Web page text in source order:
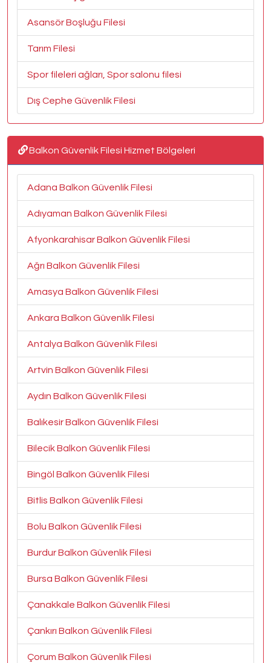
Asansör Boşluğu Filesi
Tarım Filesi
Spor fileleri ağları, Spor salonu filesi
Dış Cephe Güvenlik Filesi
Balkon Güvenlik Filesi Hizmet Bölgeleri
Adana Balkon Güvenlik Filesi
Adıyaman Balkon Güvenlik Filesi
Afyonkarahisar Balkon Güvenlik Filesi
Ağrı Balkon Güvenlik Filesi
Amasya Balkon Güvenlik Filesi
Ankara Balkon Güvenlik Filesi
Antalya Balkon Güvenlik Filesi
Artvin Balkon Güvenlik Filesi
Aydın Balkon Güvenlik Filesi
Balıkesir Balkon Güvenlik Filesi
Bilecik Balkon Güvenlik Filesi
Bingöl Balkon Güvenlik Filesi
Bitlis Balkon Güvenlik Filesi
Bolu Balkon Güvenlik Filesi
Burdur Balkon Güvenlik Filesi
Bursa Balkon Güvenlik Filesi
Çanakkale Balkon Güvenlik Filesi
Çankırı Balkon Güvenlik Filesi
Çorum Balkon Güvenlik Filesi